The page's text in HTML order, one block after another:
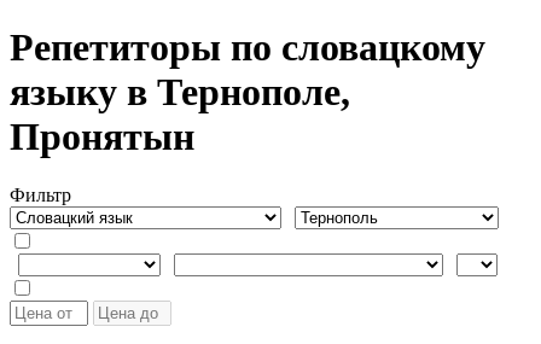
Репетиторы по словацкому
языку в Тернополе,
Пронятын
Фильтр